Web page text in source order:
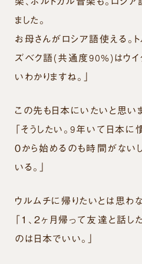
ました。
お母さんがロシア語使える
ズベク語(共通度90%)はウイ
いわかりますね。」
この先も日本にいたいと思い
「そうしたい。9年いて日本に
０から始めるのも時間がない
いる。」
ウルムチに帰りたいとは思わ
「１、２ヶ月帰って友達と話し
のは日本でいい。」